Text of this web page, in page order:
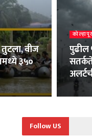
वीज
३५०
कोल्हापूर
पुढील
Follow US